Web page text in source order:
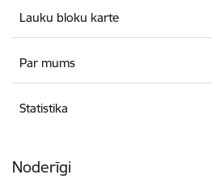
Lauku bloku karte
Par mums
Statistika
Noderīgi